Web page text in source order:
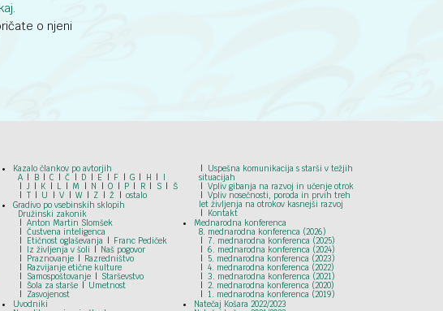
.
o njeni
Kazalo člankov po avtorjih
A
B C Č D E F G H
I
J
K L M N O P R S
Š
T
U V W Z Ž
ostalo
Gradivo po vsebinskih sklopih
Družinski zakonik
Anton Martin Slomšek
Čustvena inteligenca
Etičnost oglaševanja
Franc Pediček
Iz življenja v šoli
Naš pogovor
Praznovanje
Razredništvo
Razvijanje etične kulture
Samospoštovanje
Starševstvo
Šola za starše
Umetnost
Zasvojenost
Uvodniki
Uspešna komunikacija s starši v težjih
situacijah
Vpliv gibanja na razvoj in učenje otrok
Vpliv nosečnosti, poroda in prvih treh
let življenja na otrokov kasnejši razvoj
Kontakt
Mednarodna konferenca
8. mednarodna konferenca (2026)
7. mednarodna konferenca (2025)
6. mednarodna konferenca (2024)
5. mednarodna konferenca (2023)
4. mednarodna konferenca (2022)
3. mednarodna konferenca (2021)
2. mednarodna konferenca (2020)
1. mednarodna konferenca (2019)
Natečaj Košara 2022/2023